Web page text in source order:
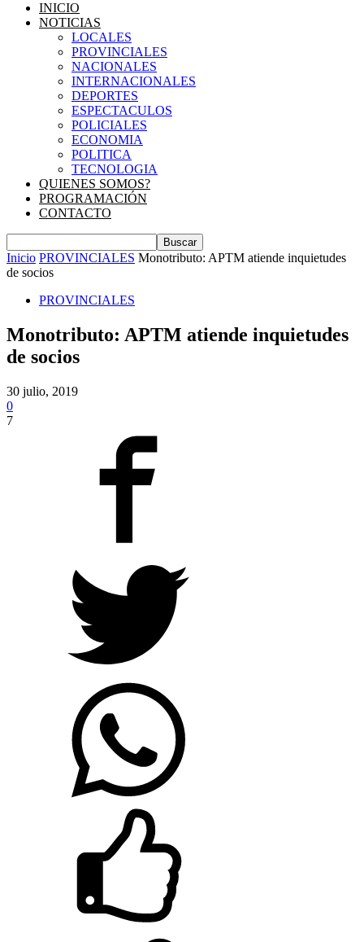
INICIO
NOTICIAS
LOCALES
PROVINCIALES
NACIONALES
INTERNACIONALES
DEPORTES
ESPECTACULOS
POLICIALES
ECONOMIA
POLITICA
TECNOLOGIA
QUIENES SOMOS?
PROGRAMACIÓN
CONTACTO
Inicio PROVINCIALES Monotributo: APTM atiende inquietudes
de socios
PROVINCIALES
Monotributo: APTM atiende inquietudes
de socios
30 julio, 2019
0
7